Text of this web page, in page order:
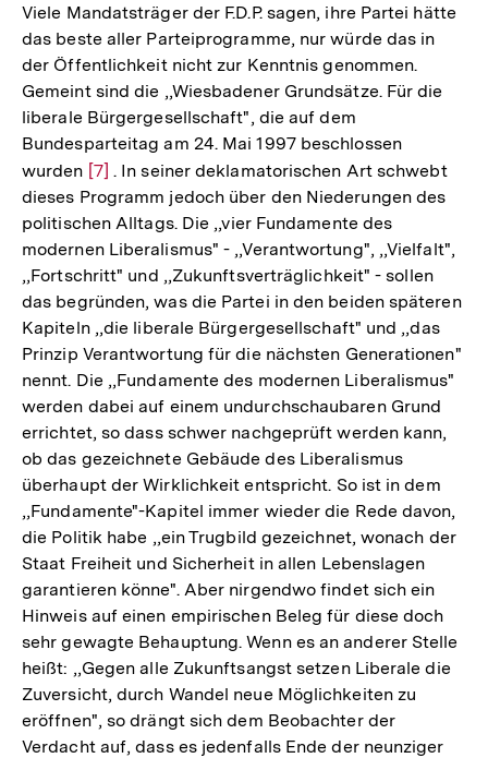
Viele Mandatsträger der F.D.P. sagen, ihre Partei hätte
das beste aller Parteiprogramme, nur würde das in
der Öffentlichkeit nicht zur Kenntnis genommen.
Gemeint sind die ,,Wiesbadener Grundsätze. Für die
liberale Bürgergesellschaft", die auf dem
Bundesparteitag am 24. Mai 1997 beschlossen
wurden Zur
Auflösung
der
Fußnote
[7] . In seiner deklamatorischen Art schwebt
dieses Programm jedoch über den Niederungen des
politischen Alltags. Die ,,vier Fundamente des
modernen Liberalismus" - ,,Verantwortung", ,,Vielfalt",
,,Fortschritt" und ,,Zukunftsverträglichkeit" - sollen
das begründen, was die Partei in den beiden späteren
Kapiteln ,,die liberale Bürgergesellschaft" und ,,das
Prinzip Verantwortung für die nächsten Generationen"
nennt. Die ,,Fundamente des modernen Liberalismus"
werden dabei auf einem undurchschaubaren Grund
errichtet, so dass schwer nachgeprüft werden kann,
ob das gezeichnete Gebäude des Liberalismus
überhaupt der Wirklichkeit entspricht. So ist in dem
,,Fundamente"-Kapitel immer wieder die Rede davon,
die Politik habe ,,ein Trugbild gezeichnet, wonach der
Staat Freiheit und Sicherheit in allen Lebenslagen
garantieren könne". Aber nirgendwo findet sich ein
Hinweis auf einen empirischen Beleg für diese doch
sehr gewagte Behauptung. Wenn es an anderer Stelle
heißt: ,,Gegen alle Zukunftsangst setzen Liberale die
Zuversicht, durch Wandel neue Möglichkeiten zu
eröffnen", so drängt sich dem Beobachter der
Verdacht auf, dass es jedenfalls Ende der neunziger